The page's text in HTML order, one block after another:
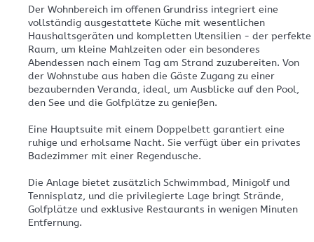
Der Wohnbereich im offenen Grundriss integriert eine
vollständig ausgestattete Küche mit wesentlichen
Haushaltsgeräten und kompletten Utensilien - der perfekte
Raum, um kleine Mahlzeiten oder ein besonderes
Abendessen nach einem Tag am Strand zuzubereiten. Von
der Wohnstube aus haben die Gäste Zugang zu einer
bezaubernden Veranda, ideal, um Ausblicke auf den Pool,
den See und die Golfplätze zu genießen.
Eine Hauptsuite mit einem Doppelbett garantiert eine
ruhige und erholsame Nacht. Sie verfügt über ein privates
Badezimmer mit einer Regendusche.
Die Anlage bietet zusätzlich Schwimmbad, Minigolf und
Tennisplatz, und die privilegierte Lage bringt Strände,
Golfplätze und exklusive Restaurants in wenigen Minuten
Entfernung.